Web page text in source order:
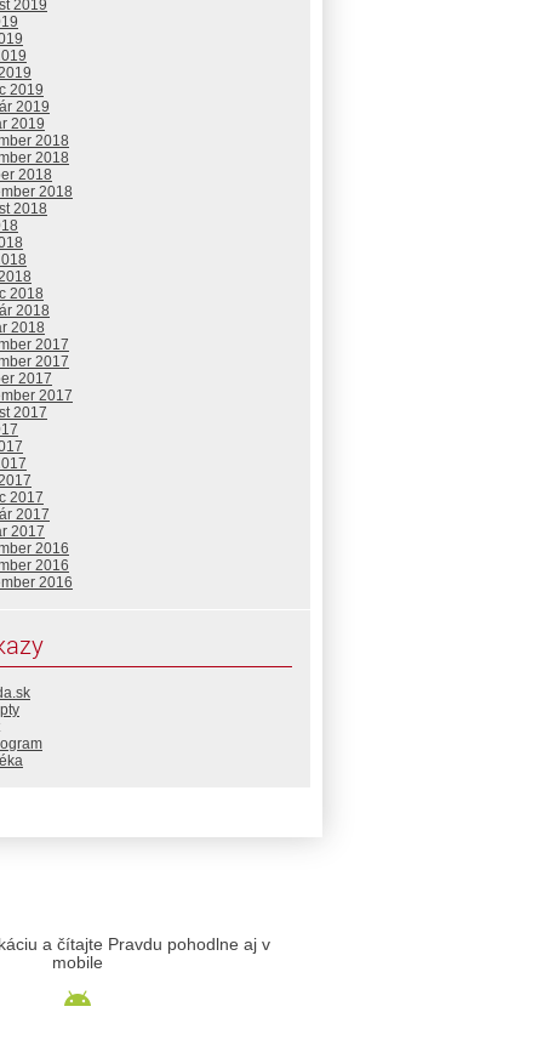
2019
2019
2019
2019
2018
2018
2018
2018
2018
2018
2018
2018
2017
2017
2017
2017
2017
2017
2017
2017
2016
2016
2016
a čítajte Pravdu pohodlne aj v
mobile